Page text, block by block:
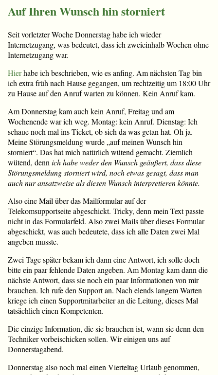
Auf Ihren Wunsch hin storniert
Seit vorletzter Woche Donnerstag habe ich wieder
Internetzugang, was bedeutet, dass ich zweieinhalb Wochen ohne
Internetzugang war.
Hierhabe ich beschrieben, wie es anfing. Am nächsten Tag bin
ich extra früh nach Hause gegangen, um rechtzeitig um 18:00 Uhr
zu Hause auf den Anruf warten zu können. Kein Anruf kam.
Am Donnerstag kam auch kein Anruf, Freitag und am
Wochenende war ich weg. Montag: kein Anruf. Dienstag: Ich
schaue noch mal ins Ticket, ob sich da was getan hat. Oh ja.
Meine Störungsmeldung wurde „auf meinen Wunsch hin
storniert“. Das hat mich natürlich wütend gemacht. Ziemlich
wütend, denn ich habe weder den Wunsch geäußert, dass diese
Störungsmeldung storniert wird, noch etwas gesagt, dass man
auch nur ansatzweise als diesen Wunsch interpretieren könnte.
Also eine Mail über das Mailformular auf der
Telekomsupportseite abgeschickt. Tricky, denn mein Text passte
nicht in das Formularfeld. Also zwei Mails über dieses Formular
abgeschickt, was auch bedeutete, dass ich alle Daten zwei Mal
angeben musste.
Zwei Tage später bekam ich dann eine Antwort, ich solle doch
bitte ein paar fehlende Daten angeben. Am Montag kam dann die
nächste Antwort, dass sie noch ein paar Informationen von mir
brauchen. Ich rufe den Support an. Nach elends langem Warten
kriege ich einen Supportmitarbeiter an die Leitung, dieses Mal
tatsächlich einen Kompetenten.
Die einzige Information, die sie brauchen ist, wann sie denn den
Techniker vorbeischicken sollen. Wir einigen uns auf
Donnerstagabend.
Donnerstag also noch mal einen Vierteltag Urlaub genommen,